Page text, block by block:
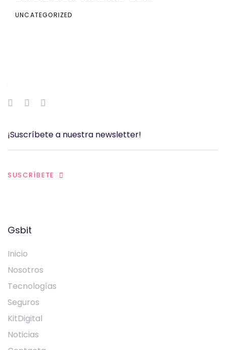
UNCATEGORIZED
SUSCRÍBETE
Gsbit
Inicio
Nosotros
Tecnologías
Seguros
KitDigital
Noticias